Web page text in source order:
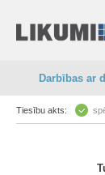
Darbības ar
Tiesību akts: